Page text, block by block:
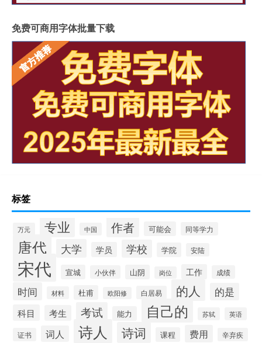
免费可商用字体批量下载
标签
万元 专业 中国 作者 可能会 同等学力
唐代 大学 学员 学校 学院 安陆
宋代 宣城 小伙伴 山阴 岗位 工作 成绩
时间 材料 杜甫 欧阳修 白居易 的人 的是
科目 考生 考试 能力 自己的 苏轼 英语
证书 词人 诗人 诗词 课程 费用
辛弃疾